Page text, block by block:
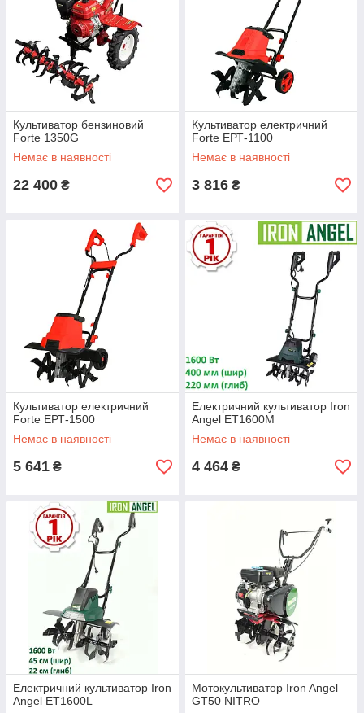
Культиватор бензиновий
Forte 1350G
Немає в наявності
22 400 ₴
Культиватор електричний
Forte ЕРТ-1100
Немає в наявності
3 816 ₴
Культиватор електричний
Forte ЕРТ-1500
Немає в наявності
5 641 ₴
Електричний культиватор Iron
Angel ЕТ1600M
Немає в наявності
4 464 ₴
Електричний культиватор Iron
Angel ЕТ1600L
Мотокультиватор Iron Angel
GT50 NITRO